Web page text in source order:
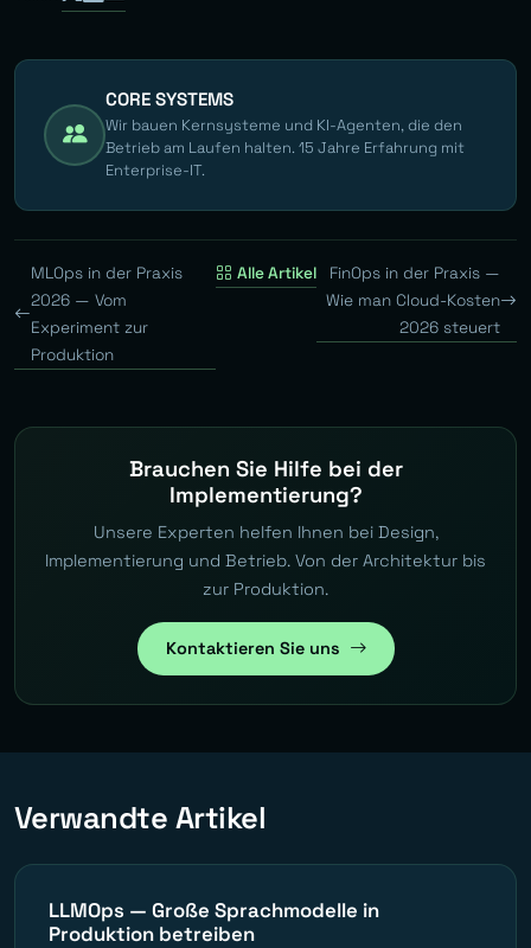
CORE SYSTEMS
Wir bauen Kernsysteme und KI-Agenten, die den
Betrieb am Laufen halten. 15 Jahre Erfahrung mit
Enterprise-IT.
MLOps in der Praxis
2026 — Vom
Experiment zur
Produktion
Alle Artikel
FinOps in der Praxis —
Wie man Cloud-Kosten
2026 steuert
Brauchen Sie Hilfe bei der
Implementierung?
Unsere Experten helfen Ihnen bei Design,
Implementierung und Betrieb. Von der Architektur bis
zur Produktion.
Kontaktieren Sie uns
Verwandte Artikel
LLMOps — Große Sprachmodelle in
Produktion betreiben